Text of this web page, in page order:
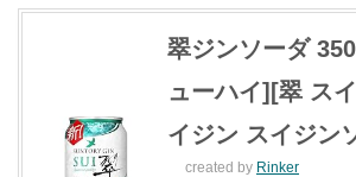
翠ジンソーダ
ューハイ][翠 ス
イジン スイジン
created by Rinker